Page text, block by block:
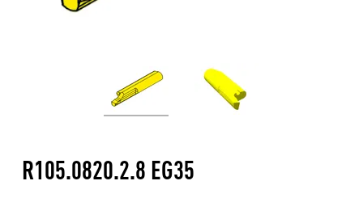
R105.0820.2.8 EG35